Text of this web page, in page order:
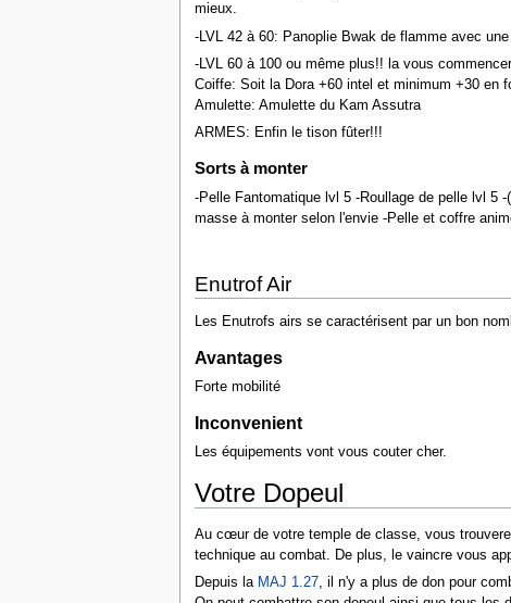
mieux.
-LVL 42 à 60: Panoplie Bwak de flamme avec
-LVL 60 à 100 ou même plus!! la vous
Coiffe: Soit la Dora +60 intel et minimum +30 en
Amulette: Amulette du Kam Assutra
ARMES: Enfin le tison fûter!!!
Sorts à monter
-Pelle Fantomatique lvl 5 -Roullage de pelle lvl 5
masse à monter selon l'envie -Pelle et coffre
Enutrof Air
Les Enutrofs airs se caractérisent par un bon
Avantages
Forte mobilité
Inconvenient
Les équipements vont vous couter cher.
Votre Dopeul
Au cœur de votre temple de classe, vous
technique au combat. De plus, le vaincre vous
Depuis la MAJ 1.27, il n'y a plus de don pour